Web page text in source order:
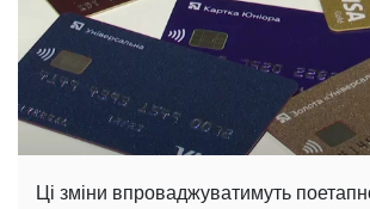
Ці зміни впроваджуватимуть